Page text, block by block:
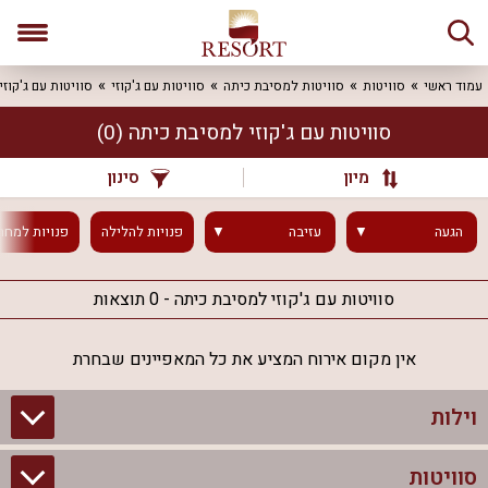
עמוד ראשי סוויטות סוויטות למסיבת כיתה סוויטות עם ג'קוזי סוויטות עם
סוויטות עם ג'קוזי למסיבת כיתה (0)
מיון סינון
הגעה עזיבה פנויותלהלילה פנויות
סוויטות עם ג'קוזי למסיבת כיתה - 0 תוצאות
אין מקום אירוח המציע את כל המאפיינים שבחרת
וילות
סוויטות